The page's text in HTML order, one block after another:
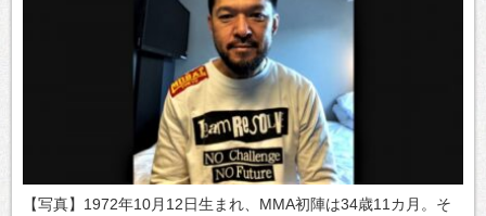
【写真】1972年10月12日生まれ、MMA初陣は34歳11カ月。そ